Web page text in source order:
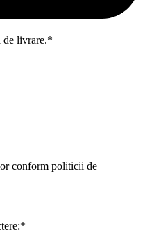
de livrare.*
conform politicii de
*